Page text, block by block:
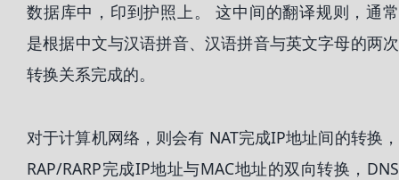
数据库中，印到护照上。 这中间的翻译规则，通常
是根据中文与汉语拼音、汉语拼音与英文字母的两次
转换关系完成的。
对于计算机网络，则会有 NAT完成IP地址间的转换，
RAP/RARP完成IP地址与MAC地址的双向转换，DNS